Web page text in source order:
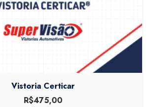
Vistoria Certicar
R$475,00